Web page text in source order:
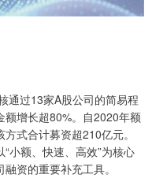
通过13家A股公司的简易程
额增长超80%。自2020年额
式合计募资超210亿元。
小额、快速、高效”为核心
资的重要补充工具。